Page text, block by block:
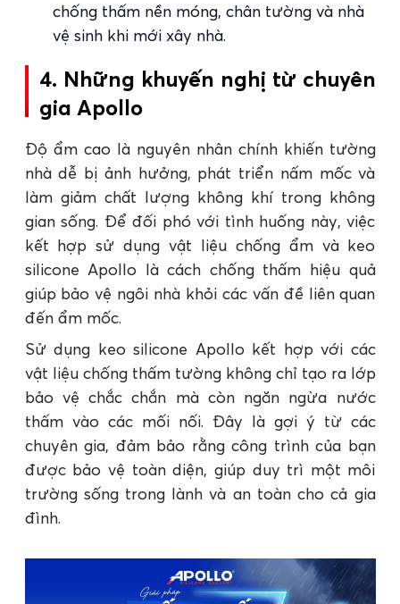
chống thấm nền móng, chân tường và nhà
vệ sinh khi mới xây nhà.
4. Những khuyến nghị từ chuyên
gia Apollo
Độ ẩm cao là nguyên nhân chính khiến tường
nhà dễ bị ảnh hưởng, phát triển nấm mốc và
làm giảm chất lượng không khí trong không
gian sống. Để đối phó với tình huống này, việc
kết hợp sử dụng vật liệu chống ẩm và keo
silicone Apollo là cách chống thấm hiệu quả
giúp bảo vệ ngôi nhà khỏi các vấn đề liên quan
đến ẩm mốc.
Sử dụng keo silicone Apollo kết hợp với các
vật liệu chống thấm tường không chỉ tạo ra lớp
bảo vệ chắc chắn mà còn ngăn ngừa nước
thấm vào các mối nối. Đây là gợi ý từ các
chuyên gia, đảm bảo rằng công trình của bạn
được bảo vệ toàn diện, giúp duy trì một môi
trường sống trong lành và an toàn cho cả gia
đình.